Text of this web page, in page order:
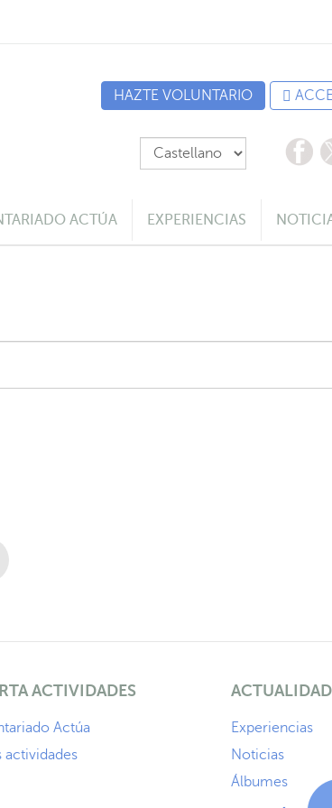
HAZTE VOLUNTARIO
ACTÚA EXPERIENCIAS
ACTIVIDADES
Actúa
actividades
ACTUALIDAD
Experiencias
Noticias
Álbumes